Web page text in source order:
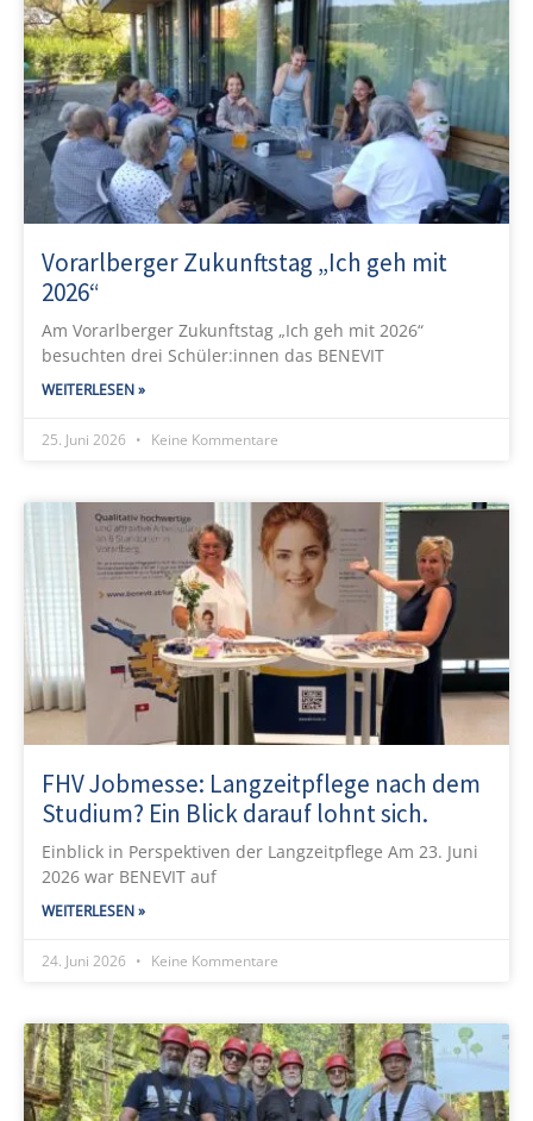
Vorarlberger Zukunftstag „Ich geh mit
2026“
Am Vorarlberger Zukunftstag „Ich geh mit 2026“
besuchten drei Schüler:innen das BENEVIT
WEITERLESEN »
25. Juni 2026 Keine Kommentare
FHV Jobmesse: Langzeitpflege nach dem
Studium? Ein Blick darauf lohnt sich.
Einblick in Perspektiven der Langzeitpflege Am 23. Juni
2026 war BENEVIT auf
WEITERLESEN »
24. Juni 2026 Keine Kommentare